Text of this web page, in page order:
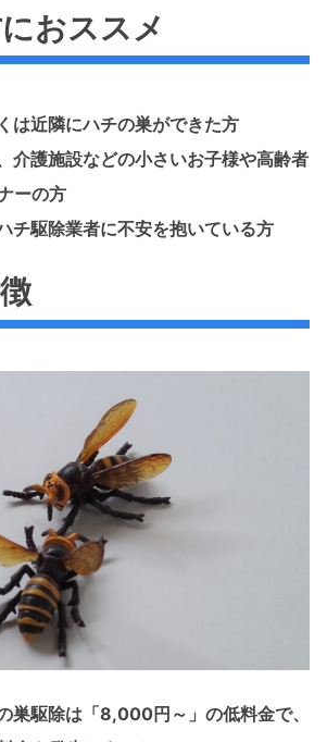
おススメ
は近隣にハチの巣ができた方
介護施設などの小さいお子様や高齢者
ーの方
チ駆除業者に不安を抱いている方
巣駆除は「8,000円～」の低料金で、